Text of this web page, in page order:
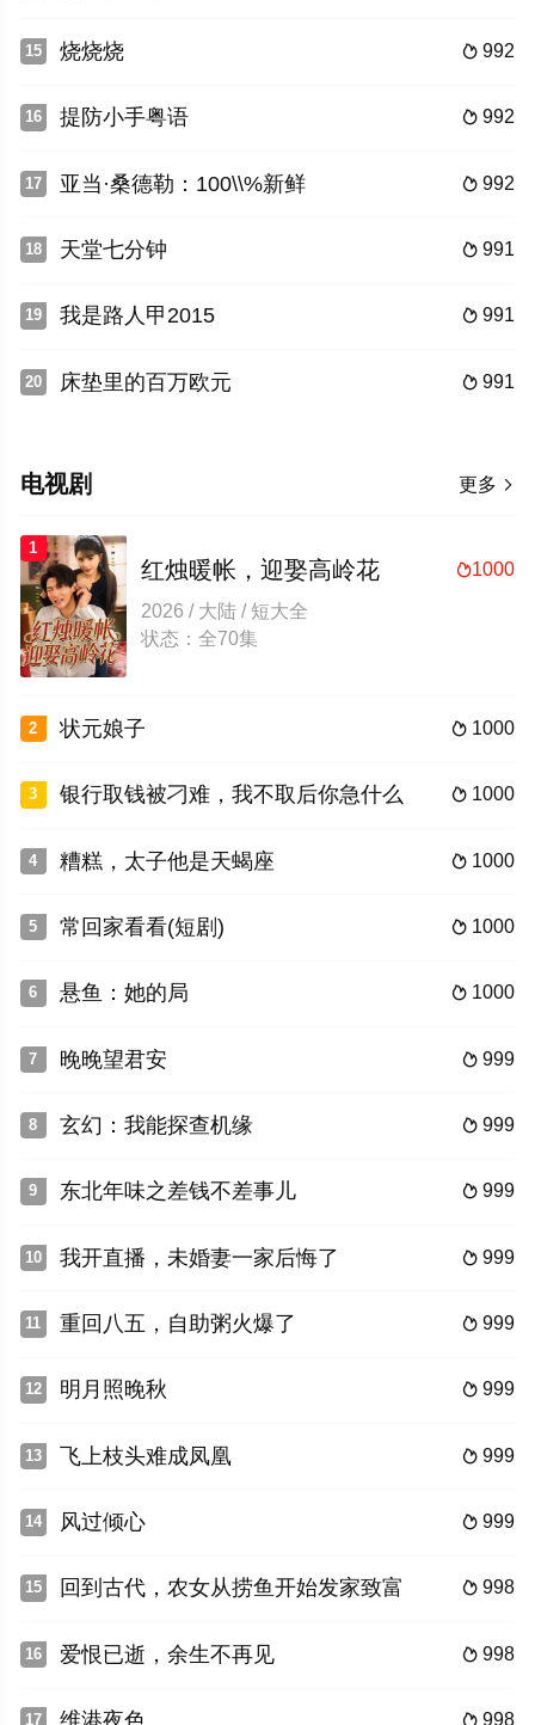
15  992
烧烧烧
16  992
提防小手粤语
17  992
亚当·桑德勒：100\\%新鲜
18  991
天堂七分钟
19  991
我是路人甲2015
20  991
床垫里的百万欧元
更多 
电视剧
1
1000
红烛暖帐，迎娶高岭花
2026 / 大陆 / 短大全
状态：全70集
2  1000
状元娘子
3  1000
银行取钱被刁难，我不取后你急什么
4  1000
糟糕，太子他是天蝎座
5  1000
常回家看看(短剧)
6  1000
悬鱼：她的局
7  999
晚晚望君安
8  999
玄幻：我能探查机缘
9  999
东北年味之差钱不差事儿
10  999
我开直播，未婚妻一家后悔了
11  999
重回八五，自助粥火爆了
12  999
明月照晚秋
13  999
飞上枝头难成凤凰
14  999
风过倾心
15  998
回到古代，农女从捞鱼开始发家致富
16  998
爱恨已逝，余生不再见
17  998